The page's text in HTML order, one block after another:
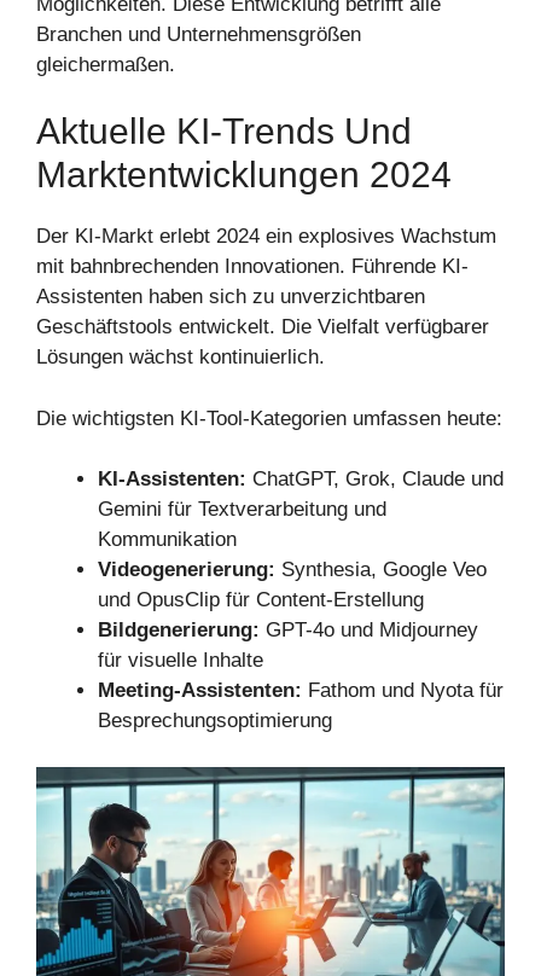
Branchen und Unternehmensgrößen
gleichermaßen.
Aktuelle KI-Trends Und
Marktentwicklungen 2024
Der KI-Markt erlebt 2024 ein explosives Wachstum
mit bahnbrechenden Innovationen. Führende KI-
Assistenten haben sich zu unverzichtbaren
Geschäftstools entwickelt. Die Vielfalt verfügbarer
Lösungen wächst kontinuierlich.
Die wichtigsten KI-Tool-Kategorien umfassen heute:
KI-Assistenten: ChatGPT, Grok, Claude und
Gemini für Textverarbeitung und
Kommunikation
Videogenerierung: Synthesia, Google Veo
und OpusClip für Content-Erstellung
Bildgenerierung: GPT-4o und Midjourney
für visuelle Inhalte
Meeting-Assistenten: Fathom und Nyota für
Besprechungsoptimierung